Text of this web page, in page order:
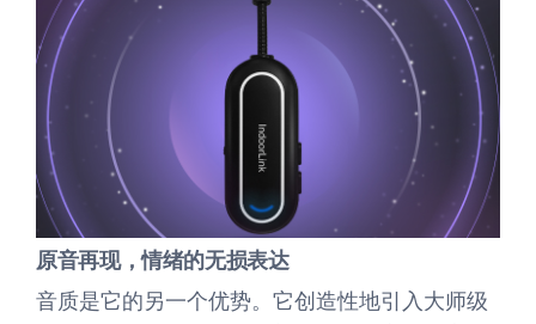
原音再现，情绪的无损表达
音质是它的另一个优势。它创造性地引入大师级